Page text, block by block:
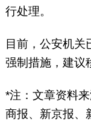
行处理。
目前，公安机关
强制措施，建议
*注：文章资料
商报、新京报、